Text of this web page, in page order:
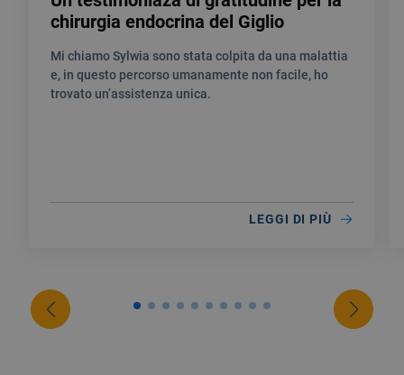
chirurgia endocrina del Giglio
Mi chiamo Sylwia sono stata colpita da una malattia
e, in questo percorso umanamente non facile, ho
trovato un’assistenza unica.
LEGGI DI PIÙ